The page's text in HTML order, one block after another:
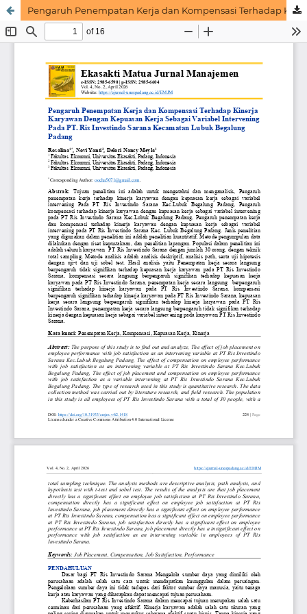
Pengaruh Penempatan Kerja dan Kompensasi Terhadap Kinerja Karyawan Dengan Kepuasan Kerja Sebagai Variabel Intervening Pada PT. Ris Investindo Sarana Kecamatan Lubuk Begalung Padang